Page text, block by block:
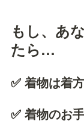
もし、あ
たら…
✅ 着物は着
✅ 着物のお